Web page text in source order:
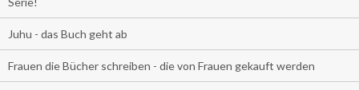
Juhu - das Buch geht ab
Frauen die Bücher schreiben - die von Frauen gekauft werden